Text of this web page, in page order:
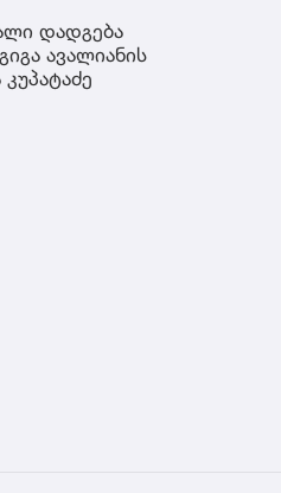
დადგება
ავალიანის